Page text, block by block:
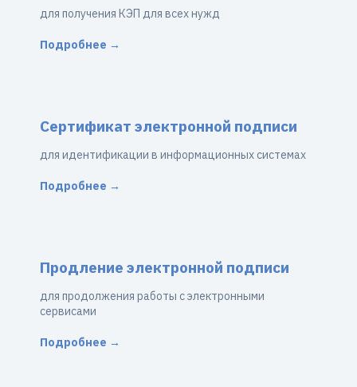
для получения КЭП для всех нужд
Подробнее →
Сертификат электронной подписи
для идентификации в информационных системах
Подробнее →
Продление электронной подписи
для продолжения работы с электронными
сервисами
Подробнее →